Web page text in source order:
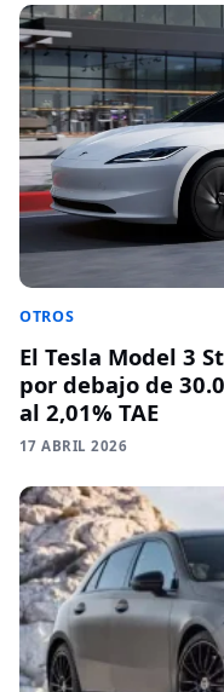
OTROS
El Tesla Model 3
por debajo de
al 2,01% TAE
17 ABRIL 2026